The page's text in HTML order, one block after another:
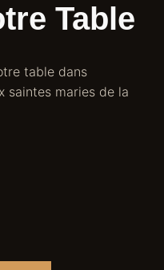
Table
table dans
saintes maries de la